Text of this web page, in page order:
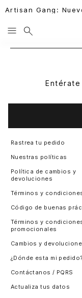
Artisan Gang:
Rastrea tu pedido
Nuestras políticas
Política de cambios y
devoluciones
Términos y
Código de buenas
Términos y
promocionales
Cambios y
¿Dónde esta mi pedido?
Contáctanos / PQRS
Actualiza tus datos